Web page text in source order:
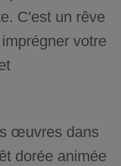
C'est un rêve
votre
œuvres dans
dorée animée